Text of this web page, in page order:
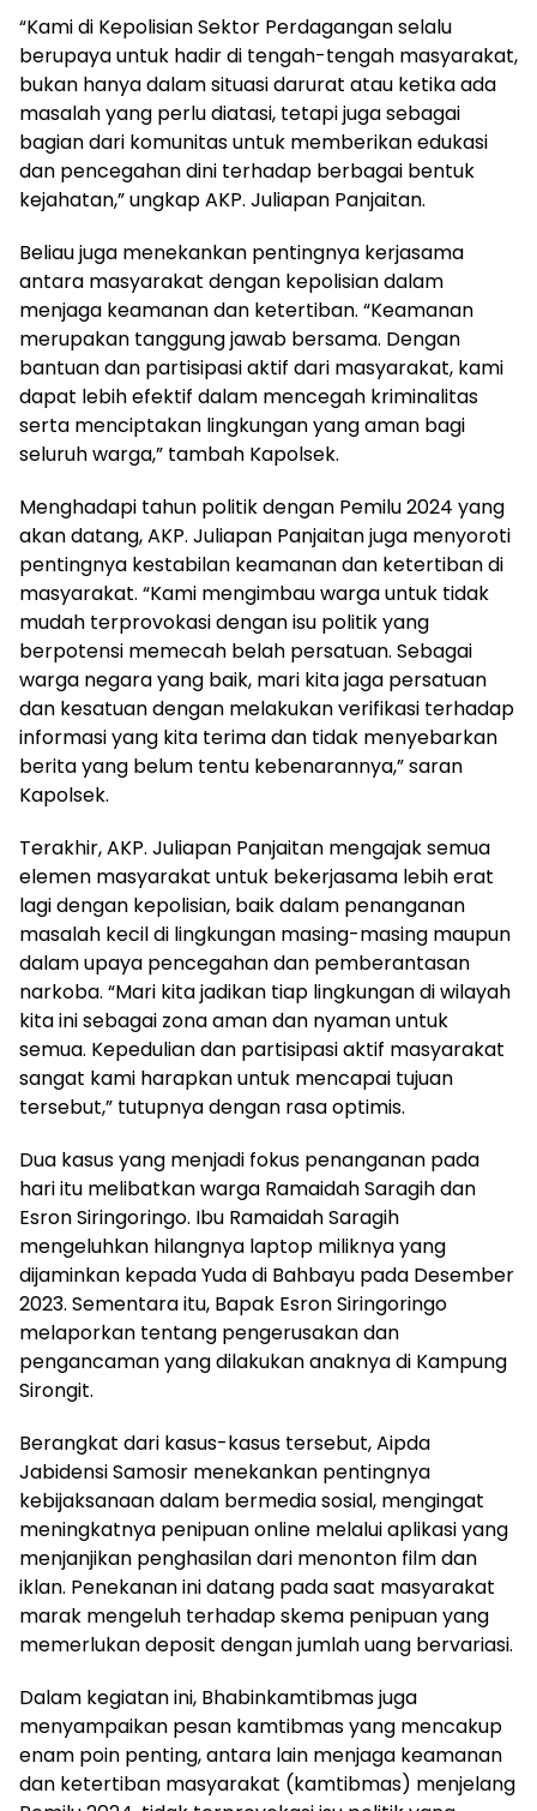
“Kami di Kepolisian Sektor Perdagangan selalu
berupaya untuk hadir di tengah-tengah masyarakat,
bukan hanya dalam situasi darurat atau ketika ada
masalah yang perlu diatasi, tetapi juga sebagai
bagian dari komunitas untuk memberikan edukasi
dan pencegahan dini terhadap berbagai bentuk
kejahatan,” ungkap AKP. Juliapan Panjaitan.
Beliau juga menekankan pentingnya kerjasama
antara masyarakat dengan kepolisian dalam
menjaga keamanan dan ketertiban. “Keamanan
merupakan tanggung jawab bersama. Dengan
bantuan dan partisipasi aktif dari masyarakat, kami
dapat lebih efektif dalam mencegah kriminalitas
serta menciptakan lingkungan yang aman bagi
seluruh warga,” tambah Kapolsek.
Menghadapi tahun politik dengan Pemilu 2024 yang
akan datang, AKP. Juliapan Panjaitan juga menyoroti
pentingnya kestabilan keamanan dan ketertiban di
masyarakat. “Kami mengimbau warga untuk tidak
mudah terprovokasi dengan isu politik yang
berpotensi memecah belah persatuan. Sebagai
warga negara yang baik, mari kita jaga persatuan
dan kesatuan dengan melakukan verifikasi terhadap
informasi yang kita terima dan tidak menyebarkan
berita yang belum tentu kebenarannya,” saran
Kapolsek.
Terakhir, AKP. Juliapan Panjaitan mengajak semua
elemen masyarakat untuk bekerjasama lebih erat
lagi dengan kepolisian, baik dalam penanganan
masalah kecil di lingkungan masing-masing maupun
dalam upaya pencegahan dan pemberantasan
narkoba. “Mari kita jadikan tiap lingkungan di wilayah
kita ini sebagai zona aman dan nyaman untuk
semua. Kepedulian dan partisipasi aktif masyarakat
sangat kami harapkan untuk mencapai tujuan
tersebut,” tutupnya dengan rasa optimis.
Dua kasus yang menjadi fokus penanganan pada
hari itu melibatkan warga Ramaidah Saragih dan
Esron Siringoringo. Ibu Ramaidah Saragih
mengeluhkan hilangnya laptop miliknya yang
dijaminkan kepada Yuda di Bahbayu pada Desember
2023. Sementara itu, Bapak Esron Siringoringo
melaporkan tentang pengerusakan dan
pengancaman yang dilakukan anaknya di Kampung
Sirongit.
Berangkat dari kasus-kasus tersebut, Aipda
Jabidensi Samosir menekankan pentingnya
kebijaksanaan dalam bermedia sosial, mengingat
meningkatnya penipuan online melalui aplikasi yang
menjanjikan penghasilan dari menonton film dan
iklan. Penekanan ini datang pada saat masyarakat
marak mengeluh terhadap skema penipuan yang
memerlukan deposit dengan jumlah uang bervariasi.
Dalam kegiatan ini, Bhabinkamtibmas juga
menyampaikan pesan kamtibmas yang mencakup
enam poin penting, antara lain menjaga keamanan
dan ketertiban masyarakat (kamtibmas) menjelang